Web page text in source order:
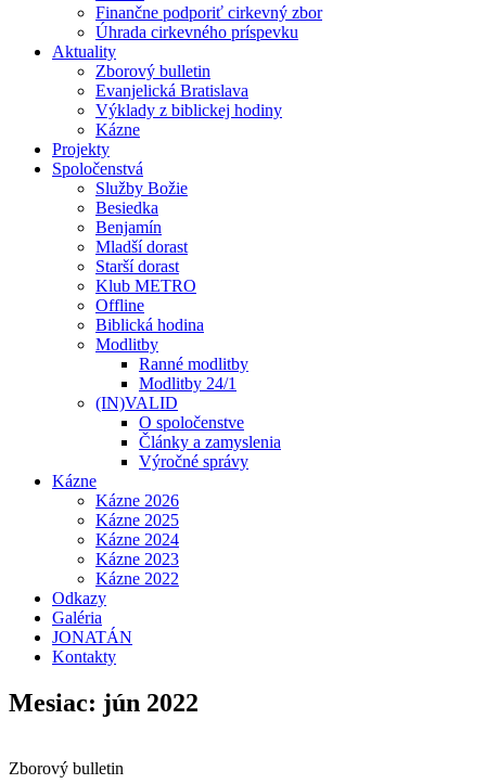
Finančne podporiť cirkevný zbor
Úhrada cirkevného príspevku
Aktuality
Zborový bulletin
Evanjelická Bratislava
Výklady z biblickej hodiny
Kázne
Projekty
Spoločenstvá
Služby Božie
Besiedka
Benjamín
Mladší dorast
Starší dorast
Klub METRO
Offline
Biblická hodina
Modlitby
Ranné modlitby
Modlitby 24/1
(IN)VALID
O spoločenstve
Články a zamyslenia
Výročné správy
Kázne
Kázne 2026
Kázne 2025
Kázne 2024
Kázne 2023
Kázne 2022
Odkazy
Galéria
JONATÁN
Kontakty
Mesiac: jún 2022
Zborový bulletin